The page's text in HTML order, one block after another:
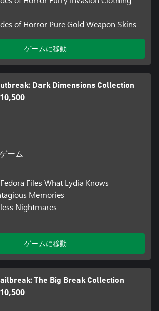
of Horror Pure Gold Weapon Skins
ゲームに移動
Dark Dimensions Collection
ーム
Files What Lydia Knows
Memories
Nightmares
ゲームに移動
The Big Break Collection